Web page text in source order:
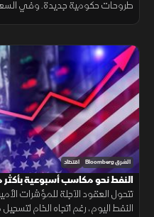
طروحات حكومية جديدة. وفي
الشرق Bloomberg اقتصاد
الأميركية
تتحول العقود الآجلة للمؤشرات